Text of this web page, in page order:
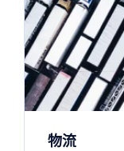
物流